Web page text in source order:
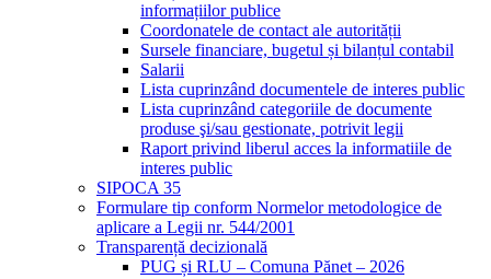
informațiilor publice
Coordonatele de contact ale autorității
Sursele financiare, bugetul și bilanțul contabil
Salarii
Lista cuprinzând documentele de interes public
Lista cuprinzând categoriile de documente
produse şi/sau gestionate, potrivit legii
Raport privind liberul acces la informatiile de
interes public
SIPOCA 35
Formulare tip conform Normelor metodologice de
aplicare a Legii nr. 544/2001
Transparență decizională
PUG și RLU – Comuna Pănet – 2026